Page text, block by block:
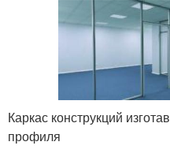
Каркас конструкций
профиля